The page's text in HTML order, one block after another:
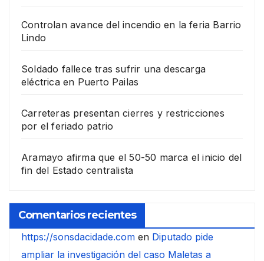
Controlan avance del incendio en la feria Barrio
Lindo
Soldado fallece tras sufrir una descarga
eléctrica en Puerto Pailas
Carreteras presentan cierres y restricciones
por el feriado patrio
Aramayo afirma que el 50-50 marca el inicio del
fin del Estado centralista
Comentarios recientes
https://sonsdacidade.com en Diputado pide
ampliar la investigación del caso Maletas a